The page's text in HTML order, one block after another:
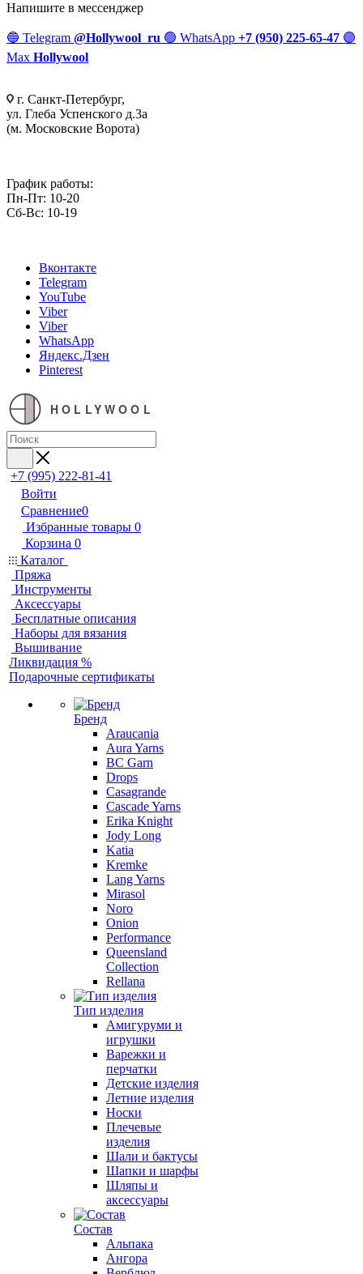
Напишите в мессенджер
🔵 Telegram @Hollywool_ru 🟢 WhatsApp +7 (950) 225-65-47 🟣
Max Hollywool
г. Санкт-Петербург,
ул. Глеба Успенского д.3а
(м. Московские Ворота)
График работы:
Пн-Пт: 10-20
Сб-Вс: 10-19
Вконтакте
Telegram
YouTube
Viber
Viber
WhatsApp
Яндекс.Дзен
Pinterest
HOLLYWOOL
+7 (995) 222-81-41
Войти
Сравнение0
Избранные товары 0
Корзина 0
Каталог
Пряжа
Инструменты
Аксессуары
Бесплатные описания
Наборы для вязания
Вышивание
Ликвидация %
Подарочные сертификаты
Бренд
Araucania
Aura Yarns
BC Garn
Drops
Casagrande
Cascade Yarns
Erika Knight
Jody Long
Katia
Kremke
Lang Yarns
Mirasol
Noro
Onion
Performance
Queensland
Collection
Rellana
Тип изделия
Амигуруми и
игрушки
Варежки и
перчатки
Детские изделия
Летние изделия
Носки
Плечевые
изделия
Шали и бактусы
Шапки и шарфы
Шляпы и
аксессуары
Состав
Альпака
Ангора